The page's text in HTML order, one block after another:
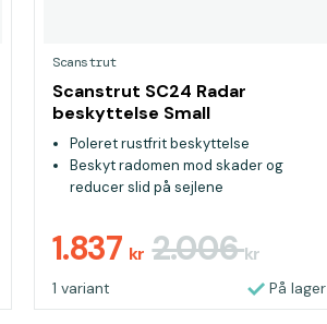
Scanstrut
Scanstrut SC24 Radar
beskyttelse Small
Poleret rustfrit beskyttelse
Beskyt radomen mod skader og
reducer slid på sejlene
1.837 kr 2.006kr
1 variant På lager